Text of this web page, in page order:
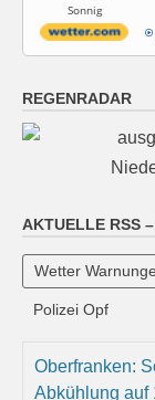
Sonnig
REGENRADAR
AKTUELLE RSS
Wetter
Polizei Opf
Oberfranken:
Abkühlung auf